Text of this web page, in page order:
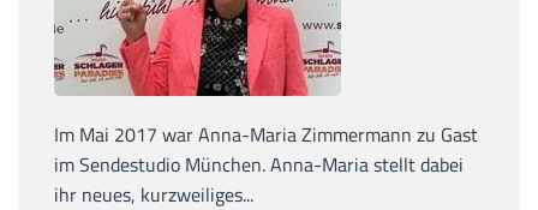
Im Mai 2017 war Anna-Maria Zimmermann zu Gast
im Sendestudio München. Anna-Maria stellt dabei
ihr neues, kurzweiliges...